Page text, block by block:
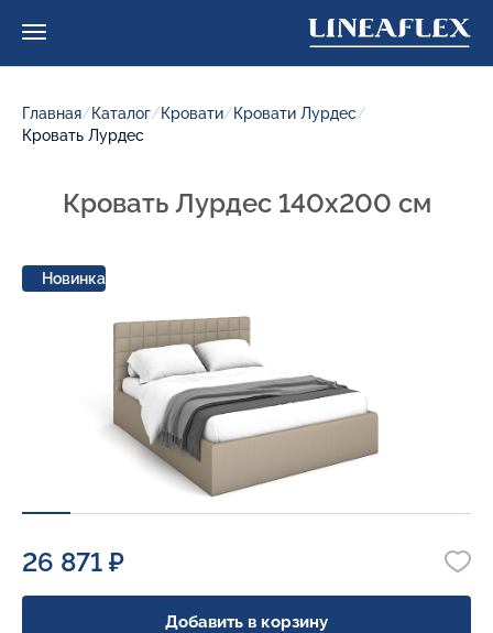
Главная/Каталог/Кровати/Кровати Лурдес/
Кровать Лурдес
Кровать Лурдес 140x200 см
Новинка
26 871 ₽
Добавить в корзину